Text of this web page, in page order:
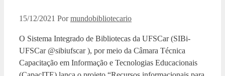
15/12/2021 Pormundobibliotecario
O Sistema Integrado de Bibliotecas da UFSCar (SIBi-
UFSCar @sibiufscar ), por meio da Câmara Técnica
Capacitação em Informação e Tecnologias Educacionais